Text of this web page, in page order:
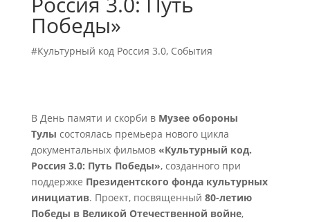
Победы»
#Культурный код Россия 3.0, События
В День памяти и скорби в Музее обороны
Тулы состоялась премьера нового цикла
документальных фильмов «Культурный код.
Россия 3.0: Путь Победы», созданного при
поддержке Президентского фонда культурных
инициатив. Проект, посвященный 80-летию
Победы в Великой Отечественной войне,